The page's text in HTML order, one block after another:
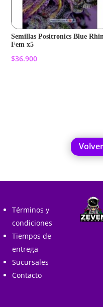
Semillas Positronics Blue
Fem x5
$36.900
Términos y
condiciones
Tiempos de
entrega
Sucursales
Contacto